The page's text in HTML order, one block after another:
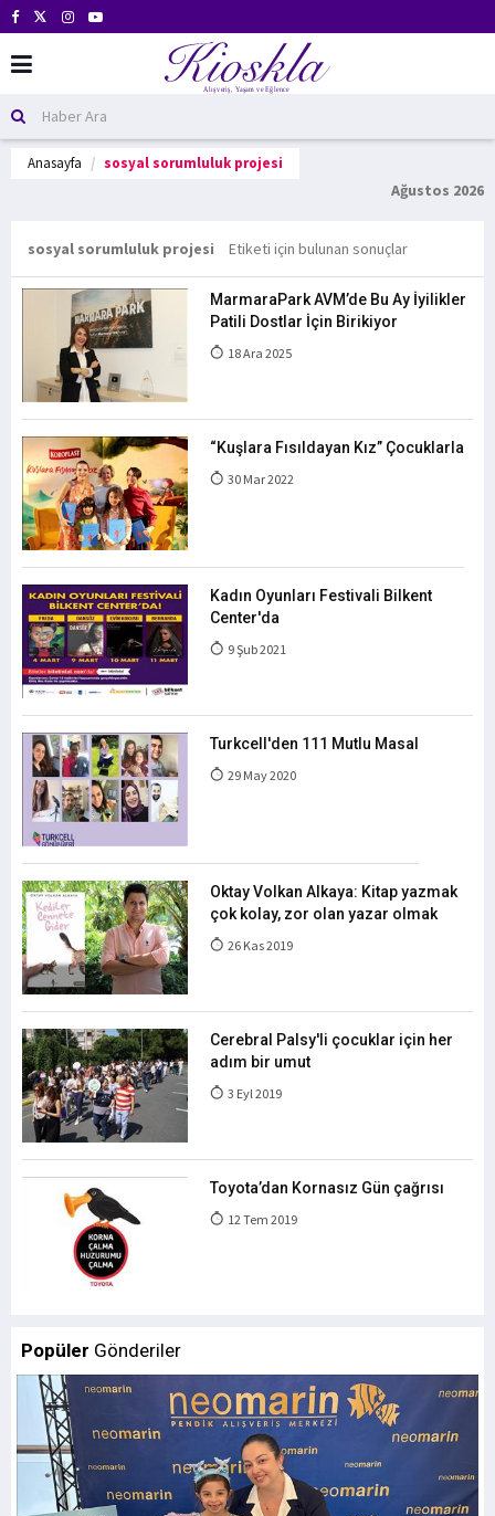
Anasayfa sosyal sorumluluk projesi
Ağustos 2026
sosyal sorumluluk projesi Etiketi için bulunan sonuçlar
MarmaraPark AVM’de Bu Ay İyilikler
Patili Dostlar İçin Birikiyor
18 Ara 2025
“Kuşlara Fısıldayan Kız” Çocuklarla
30 Mar 2022
Kadın Oyunları Festivali Bilkent
Center'da
9 Şub 2021
Turkcell'den 111 Mutlu Masal
29 May 2020
Oktay Volkan Alkaya: Kitap yazmak
çok kolay, zor olan yazar olmak
26 Kas 2019
Cerebral Palsy'li çocuklar için her
adım bir umut
3 Eyl 2019
Toyota’dan Kornasız Gün çağrısı
12 Tem 2019
Popüler Gönderiler